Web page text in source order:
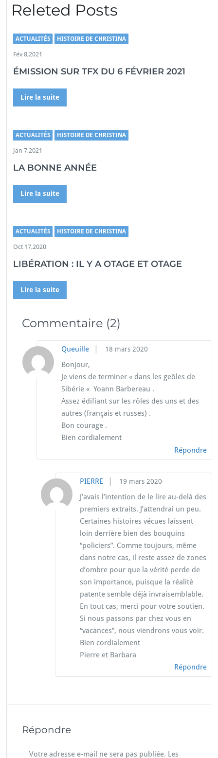
Releted Posts
ACTUALITÉS HISTOIRE DE CHRISTINA
Fév 8,2021
ÉMISSION SUR TFX DU 6 FÉVRIER 2021
Lire la suite
ACTUALITÉS HISTOIRE DE CHRISTINA
Jan 7,2021
LA BONNE ANNÉE
Lire la suite
ACTUALITÉS HISTOIRE DE CHRISTINA
Oct 17,2020
LIBÉRATION : IL Y A OTAGE ET OTAGE
Lire la suite
Commentaire (2)
Queuille 18 mars 2020
Bonjour,
Je viens de terminer « dans les geôles de
Sibérie « Yoann Barbereau .
Assez édifiant sur les rôles des uns et des
autres (français et russes) .
Bon courage .
Bien cordialement
Répondre
PIERRE 19 mars 2020
J’avais l’intention de le lire au-delà des
premiers extraits. J’attendrai un peu.
Certaines histoires vécues laissent
loin derrière bien des bouquins
“policiers”. Comme toujours, même
dans notre cas, il reste assez de zones
d’ombre pour que la vérité perde de
son importance, puisque la réalité
patente semble déjà invraisemblable.
En tout cas, merci pour votre soutien.
Si nous passons par chez vous en
“vacances”, nous viendrons vous voir.
Bien cordialement
Pierre et Barbara
Répondre
Répondre
Votre adresse e-mail ne sera pas publiée. Les